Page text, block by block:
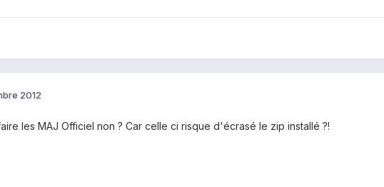
2012
les MAJ Officiel non ? Car celle ci risque d'écrasé le zip installé ?!